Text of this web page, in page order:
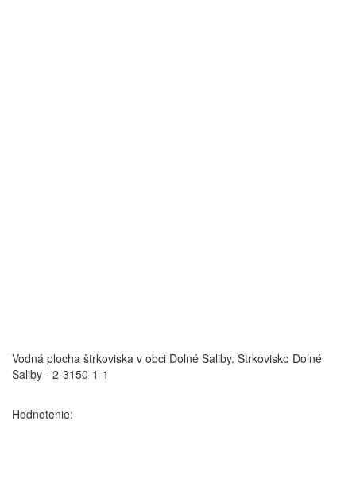
Vodná plocha štrkoviska v obci Dolné Saliby. Štrkovisko Dolné
Saliby - 2-3150-1-1
Hodnotenie: